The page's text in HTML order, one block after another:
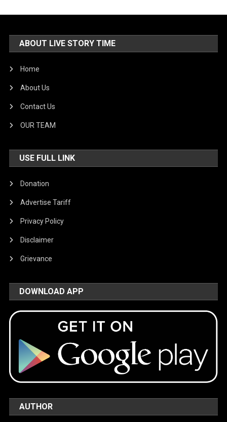
ABOUT LIVE STORY TIME
Home
About Us
Contact Us
OUR TEAM
USE FULL LINK
Donation
Advertise Tariff
Privacy Policy
Disclaimer
Grievance
DOWNLOAD APP
AUTHOR